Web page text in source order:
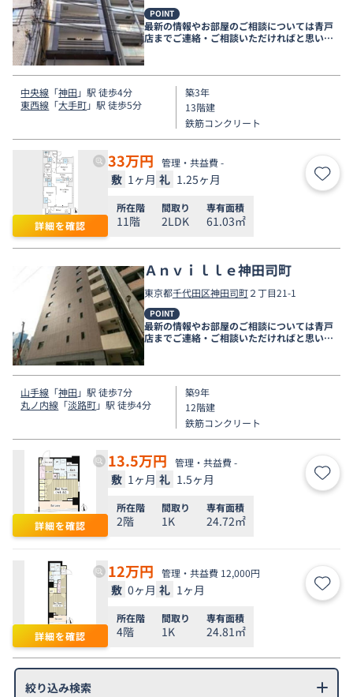
POINT
最新の情報やお部屋のご相談については青戸
店までご連絡・ご相談いただければと思いま
す。
中央線 「神田 」駅 徒歩4分
東西線 「大手町」駅 徒歩5分
築3年
13階建
鉄筋コンクリート
詳細を確認
33万円 管理・共益費 -
敷 1ヶ月 礼 1.25ヶ月 お気
所在階
11階
間取り
2LDK
専有面積
61.03㎡
Ａｎｖｉｌｌｅ神田司町
東京都千代田区神田司町２丁目21-1
POINT
最新の情報やお部屋のご相談については青戸
店までご連絡・ご相談いただければと思いま
山手線 「神田 」駅 徒歩7分
丸ノ内線 「淡路町」駅 徒歩4分
築9年
12階建
鉄筋コンクリート
詳細を確認
13.5万円 管理・共益費 -
敷 1ヶ月 礼 1.5ヶ月 お気
所在階
2階
間取り
1K
専有面積
24.72㎡
詳細を確認
12万円 管理・共益費 12,000円
敷 0ヶ月 礼 1ヶ月 お気
所在階
4階
間取り
1K
専有面積
24.81㎡
絞り込み検索